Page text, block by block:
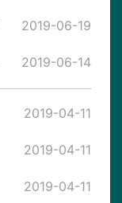
2019-06-19
2019-06-14
2019-04-11
2019-04-11
2019-04-11